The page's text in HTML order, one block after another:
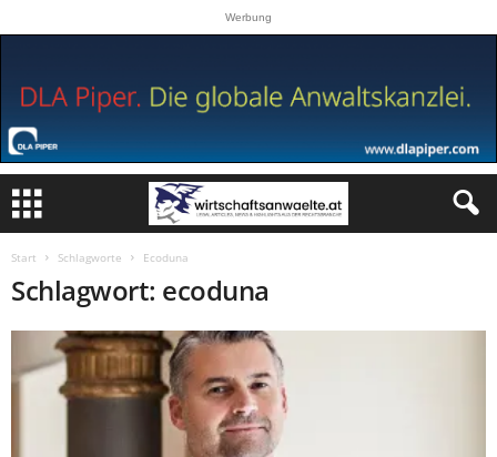
Werbung
Start Schlagworte Ecoduna
Schlagwort: ecoduna